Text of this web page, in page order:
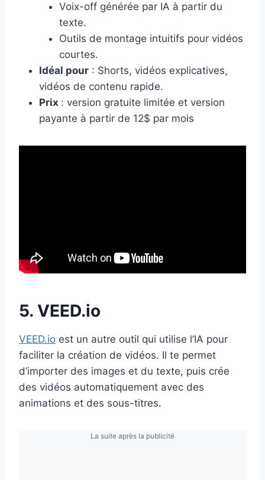
Voix-off générée par IA à partir du
texte.
Outils de montage intuitifs pour vidéos
courtes.
Idéal pour : Shorts, vidéos explicatives,
vidéos de contenu rapide.
Prix : version gratuite limitée et version
payante à partir de 12$ par mois
5. VEED.io
VEED.io est un autre outil qui utilise l’IA pour
faciliter la création de vidéos. Il te permet
d’importer des images et du texte, puis crée
des vidéos automatiquement avec des
animations et des sous-titres.
La suite après la publicité